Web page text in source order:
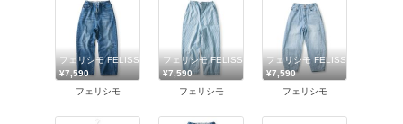
フェリシモ FELISSIMO
¥7,590
フェリシモ
フェリシモ FELISSIMO
¥7,590
フェリシモ
フェリシモ FELISSIMO
¥7,590
フェリシモ